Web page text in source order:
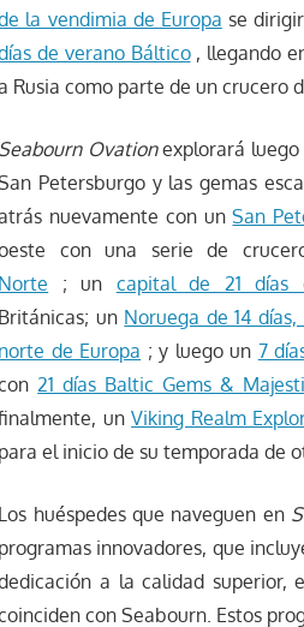
la vendimia de Europa se
de verano Báltico, llegando
Rusia como parte de un crucero
Seabourn Ovationexplorará luego
Petersburgo y las gemas
nuevamente con unSan
con una serie de
Norte ; un capital de 21 días
Británicas; un Noruega de 14
norte de Europa ; y luego un 7
21 días Baltic Gems &
unViking Realm
para el inicio de su temporada de
Los huéspedes que naveguen en
programas innovadores, que
a la calidad superior,
con Seabourn. Estos